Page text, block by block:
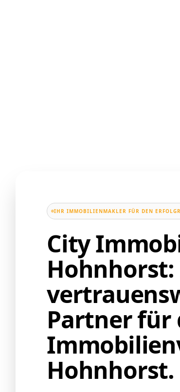
IHR IMMOBILIENMAKLER FÜR DEN
City
Partner für
Hohnhorst.